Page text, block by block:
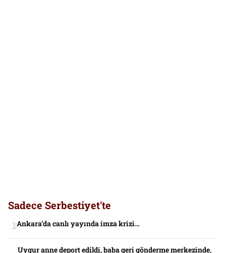
Sadece Serbestiyet'te
Ankara’da canlı yayında imza krizi…
Uygur anne deport edildi, baba geri gönderme merkezinde,